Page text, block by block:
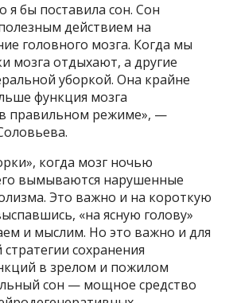
я бы поставила сон. Сон
действием на
головного мозга. Когда мы
мозга отдыхают, а другие
уборкой. Она крайне
функция мозга
в правильном режиме», —
когда мозг ночью
вымываются нарушенные
Это важно и на короткую
«на ясную голову»
и мыслим. Но это важно и для
сохранения
в зрелом и пожилом
сон — мощное средство